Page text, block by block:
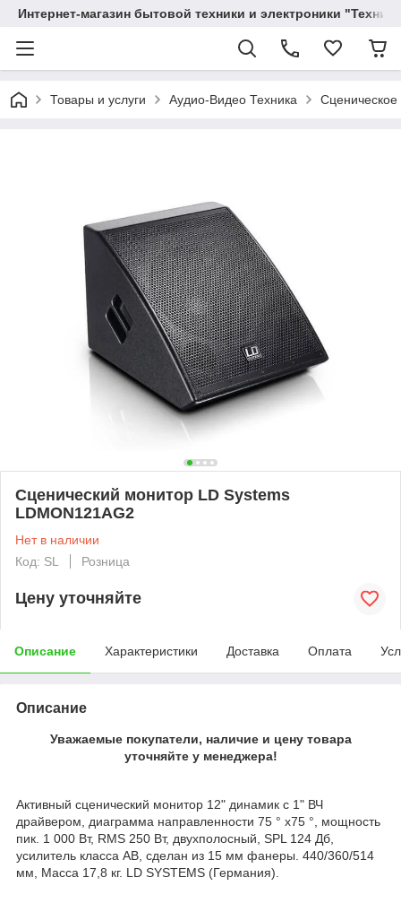
Интернет-магазин бытовой техники и электроники
Товары и услуги Аудио-Видео Техника
Сценический монитор LD Systems
LDMON121AG2
Нет в наличии
Код: SL
Розница
Цену уточняйте
Описание Характеристики Доставка Оплата
Описание
Уважаемые покупатели, наличие и цену товара
уточняйте у менеджера!
Активный сценический монитор 12" динамик с 1" ВЧ
драйвером, диаграмма направленности 75 ° x75 °, мощность
пик. 1 000 Вт, RMS 250 Вт, двухполосный, SPL 124 Дб,
усилитель класса AB, сделан из 15 мм фанеры. 440/360/514
мм, Масса 17,8 кг. LD SYSTEMS (Германия).